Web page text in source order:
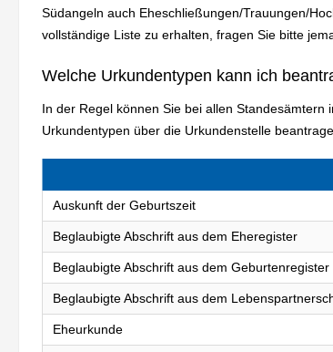
Südangeln auch Eheschließungen/Trauungen/
vollständige Liste zu erhalten, fragen Sie bitte
Welche Urkundentypen kann ich
In der Regel können Sie bei allen
Urkundentypen über die Urkundenstelle
Auskunft der Geburtszeit
Beglaubigte Abschrift aus dem Eheregister
Beglaubigte Abschrift aus dem Geburtenregister
Beglaubigte Abschrift aus dem
Eheurkunde